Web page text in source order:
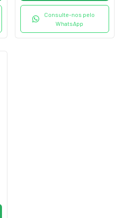
Consulte-nos pelo
WhatsApp